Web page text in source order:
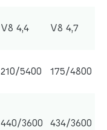
V8 4,4 V8 4,7
210/5400 175/4800
440/3600 434/3600